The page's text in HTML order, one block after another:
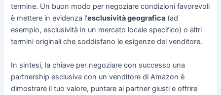
termine. Un buon modo per negoziare condizioni favorevoli
è mettere in evidenza l’esclusività geografica (ad
esempio, esclusività in un mercato locale specifico) o altri
termini originali che soddisfano le esigenze del venditore.
In sintesi, la chiave per negoziare con successo una
partnership esclusiva con un venditore di Amazon è
dimostrare il tuo valore, puntare ai partner giusti e offrire